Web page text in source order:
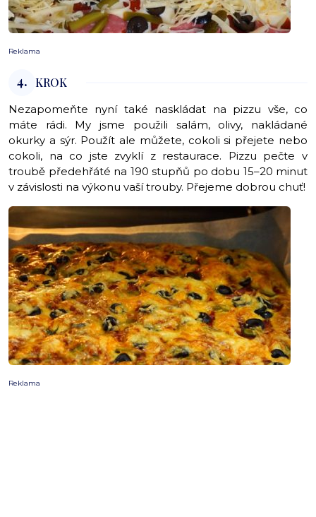
Reklama
4. KROK
Nezapomeňte nyní také naskládat na pizzu vše, co
máte rádi. My jsme použili salám, olivy, nakládané
okurky a sýr. Použít ale můžete, cokoli si přejete nebo
cokoli, na co jste zvyklí z restaurace. Pizzu pečte v
troubě předehřáté na 190 stupňů po dobu 15–20 minut
v závislosti na výkonu vaší trouby. Přejeme dobrou chuť!
Reklama